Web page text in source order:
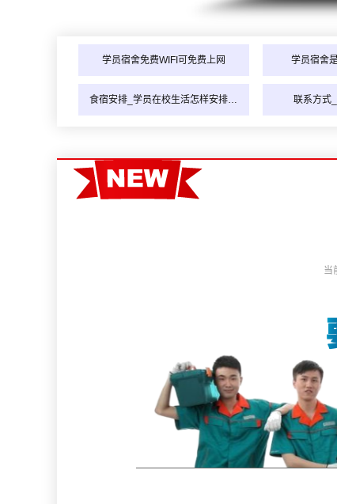
学员宿舍免费WIFI可免费上网 学员宿舍
食宿安排_学员在校生活怎样安排… 联系方式
当